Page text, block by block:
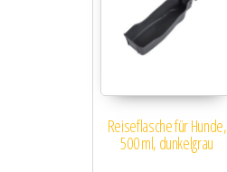
Reiseflasche für Hunde,
500 ml, dunkelgrau